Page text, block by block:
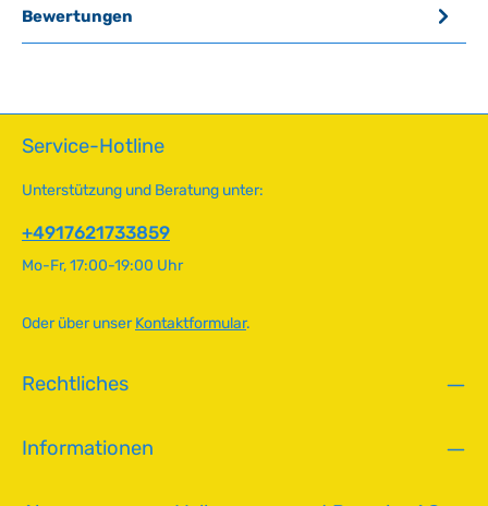
Bewertungen
Service-Hotline
Unterstützung und Beratung unter:
+4917621733859
Mo-Fr, 17:00-19:00 Uhr
Oder über unserKontaktformular.
Rechtliches
Informationen